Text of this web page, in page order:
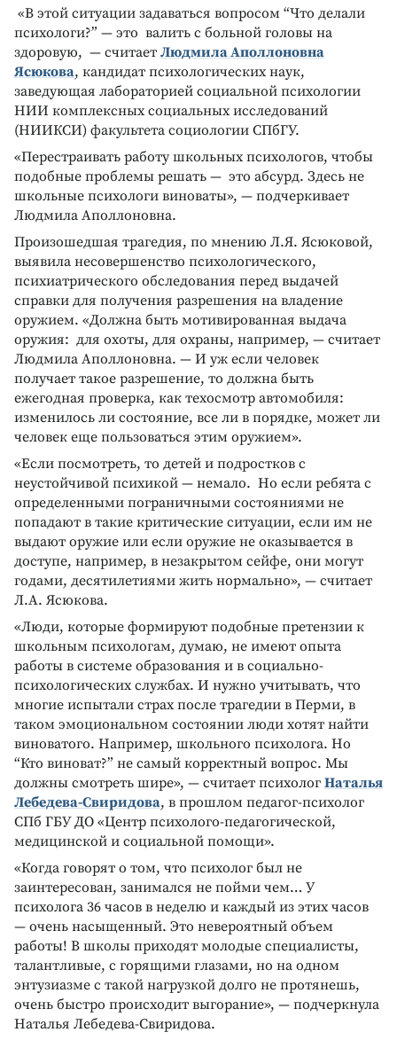
«В этой ситуации задаваться вопросом “Что делали
психологи?” — это валить с больной головы на
здоровую, — считает Людмила Аполлоновна
Ясюкова, кандидат психологических наук,
заведующая лабораторией социальной психологии
НИИ комплексных социальных исследований
(НИИКСИ) факультета социологии СПбГУ.
«Перестраивать работу школьных психологов, чтобы
подобные проблемы решать — это абсурд. Здесь не
школьные психологи виноваты», — подчеркивает
Людмила Аполлоновна.
Произошедшая трагедия, по мнению Л.Я. Ясюковой,
выявила несовершенство психологического,
психиатрического обследования перед выдачей
справки для получения разрешения на владение
оружием. «Должна быть мотивированная выдача
оружия: для охоты, для охраны, например, — считает
Людмила Аполлоновна. — И уж если человек
получает такое разрешение, то должна быть
ежегодная проверка, как техосмотр автомобиля:
изменилось ли состояние, все ли в порядке, может ли
человек еще пользоваться этим оружием».
«Если посмотреть, то детей и подростков с
неустойчивой психикой — немало. Но если ребята с
определенными пограничными состояниями не
попадают в такие критические ситуации, если им не
выдают оружие или если оружие не оказывается в
доступе, например, в незакрытом сейфе, они могут
годами, десятилетиями жить нормально», — считает
Л.А. Ясюкова.
«Люди, которые формируют подобные претензии к
школьным психологам, думаю, не имеют опыта
работы в системе образования и в социально-
психологических службах. И нужно учитывать, что
многие испытали страх после трагедии в Перми, в
таком эмоциональном состоянии люди хотят найти
виноватого. Например, школьного психолога. Но
“Кто виноват?” не самый корректный вопрос. Мы
должны смотреть шире», — считает психолог Наталья
Лебедева-Свиридова, в прошлом педагог-психолог
СПб ГБУ ДО «Центр психолого-педагогической,
медицинской и социальной помощи».
«Когда говорят о том, что психолог был не
заинтересован, занимался не пойми чем… У
психолога 36 часов в неделю и каждый из этих часов
— очень насыщенный. Это невероятный объем
работы! В школы приходят молодые специалисты,
талантливые, с горящими глазами, но на одном
энтузиазме с такой нагрузкой долго не протянешь,
очень быстро происходит выгорание», — подчеркнула
Наталья Лебедева-Свиридова.